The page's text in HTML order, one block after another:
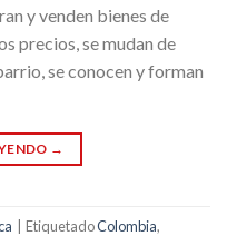
y venden bienes de
precios, se mudan de
se conocen y forman
→
EtiquetadoColombia,